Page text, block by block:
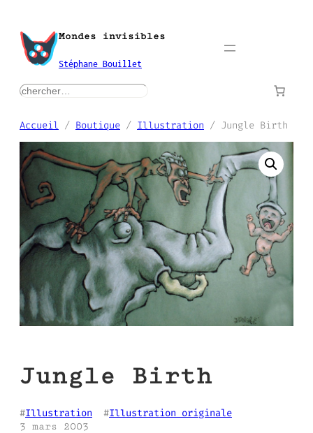
contenu
Mondes invisibles
Stéphane Bouillet
rechercher
Accueil / Boutique / Illustration / Jungle Birth
Jungle Birth
#Illustration
  #
Illustration originale
3 mars 2003